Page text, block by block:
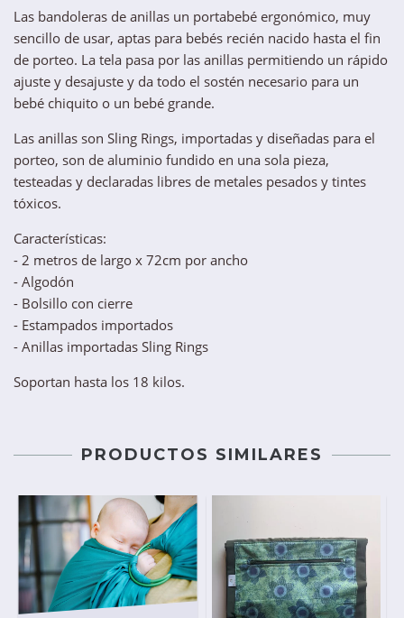
Las bandoleras de anillas un portabebé ergonómico, muy
sencillo de usar, aptas para bebés recién nacido hasta el fin
de porteo. La tela pasa por las anillas permitiendo un rápido
ajuste y desajuste y da todo el sostén necesario para un
bebé chiquito o un bebé grande.
Las anillas son Sling Rings, importadas y diseñadas para el
porteo, son de aluminio fundido en una sola pieza,
testeadas y declaradas libres de metales pesados y tintes
tóxicos.
Características:
- 2 metros de largo x 72cm por ancho
- Algodón
- Bolsillo con cierre
- Estampados importados
- Anillas importadas Sling Rings
Soportan hasta los 18 kilos.
PRODUCTOS SIMILARES